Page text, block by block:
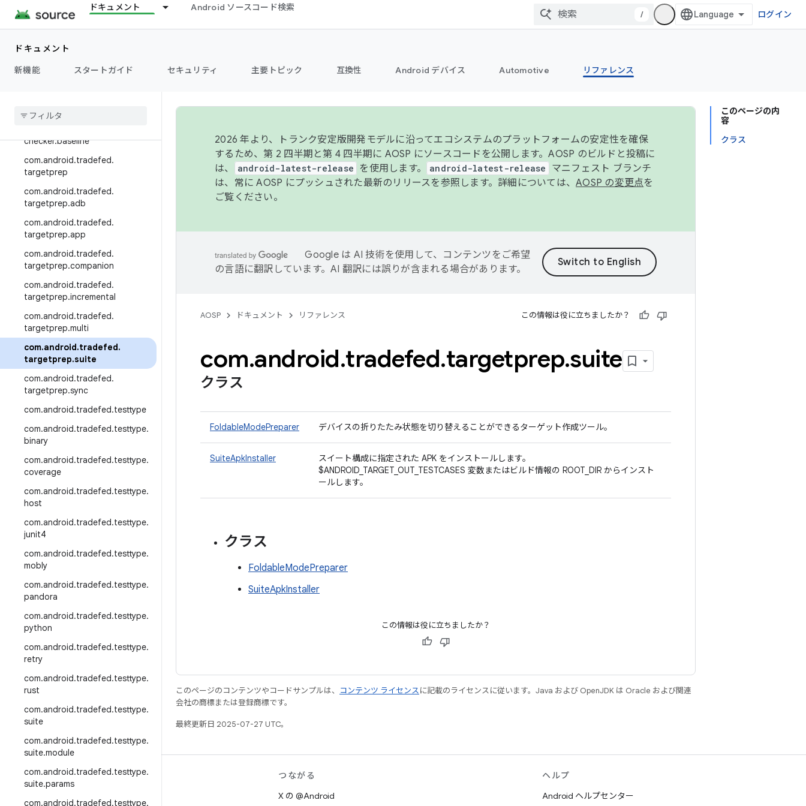
ドキュメント Android ソースコード検索
/ ログイン
ドキュメント
新機能
スタートガイド セキュリティ 主要トピック 互換性 Android デバイス Automotive リファレンス
com.android.tradefed.service
ternal
com.android.tradefed.service.m
checker
checker.baseline
com.android.tradefed.
targetprep
com.android.tradefed.
targetprep.adb
com.android.tradefed.
targetprep.app
com.android.tradefed.
targetprep.companion
com.android.tradefed.
targetprep.incremental
com.android.tradefed.
targetprep.multi
com.android.tradefed.
targetprep.suite
com.android.tradefed.
targetprep.sync
com.android.tradefed.testtype
com.android.tradefed.testtype.
binary
com.android.tradefed.testtype.
coverage
com.android.tradefed.testtype.
host
com.android.tradefed.testtype.
junit4
com.android.tradefed.testtype.
mobly
com.android.tradefed.testtype.
pandora
com.android.tradefed.testtype.
python
com.android.tradefed.testtype.
retry
com.android.tradefed.testtype.
rust
com.android.tradefed.testtype.
suite
com.android.tradefed.testtype.
suite.module
com.android.tradefed.testtype.
suite.params
com.android.tradefed.testtype.
このページの内
容
クラス
2026 年より、トランク安定版開発モデルに沿ってエコシステムのプラットフォームの安定性を確保
するため、第 2 四半期と第 4 四半期に AOSP にソースコードを公開します。AOSP のビルドと投稿に
は、
android-latest-release を使用します。 android-latest-release
マニフェスト ブランチ
は、常に AOSP にプッシュされた最新のリリースを参照します。詳細については、 AOSP の変更点を
ご覧ください。
Google は AI 技術を使用して、コンテンツをご希望
の言語に翻訳しています。AI 翻訳には誤りが含まれる場合があります。
AOSP ドキュメント リファレンス この情報は役に立ちましたか？
com.android.tradefed.targetprep.suite
クラス
FoldableModePreparer デバイスの折りたたみ状態を切り替えることができるターゲット作成ツール。
SuiteApkInstaller
スイート構成に指定された APK をインストールします。
$ANDROID_TARGET_OUT_TESTCASES 変数またはビルド情報の ROOT_DIR からインスト
ールします。
クラス
FoldableModePreparer
SuiteApkInstaller
この情報は役に立ちましたか？
このページのコンテンツやコードサンプルは、 コンテンツ ライセンスに記載のライセンスに従います。Java および OpenJDK は Oracle および関連
会社の商標または登録商標です。
最終更新日 2025-07-27 UTC。
リソース
つながる
X の @Android
ヘルプ
Android ヘルプセンター